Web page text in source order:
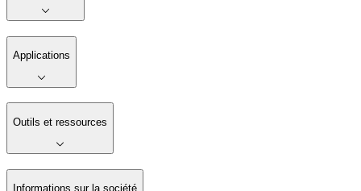
Applications
Outils et ressources
Informations sur la société